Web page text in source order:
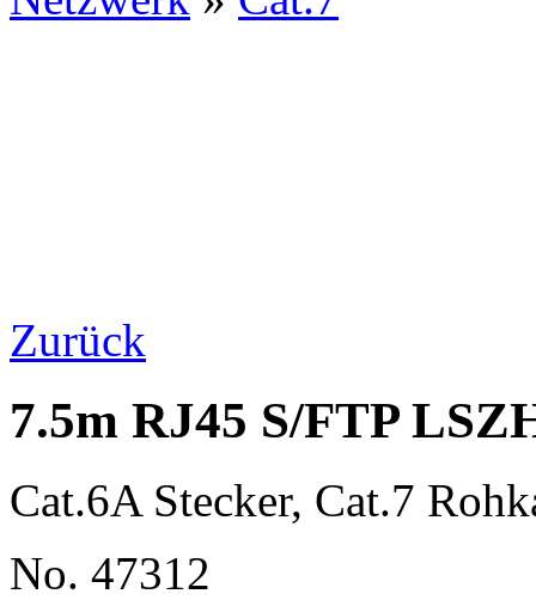
Zurück
7.5m RJ45 S/FTP
Cat.6A Stecker, Cat.7
No. 47312